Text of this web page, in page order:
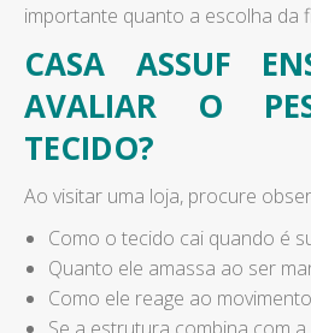
importante quanto a escolha da
CASA ASSUF
AVALIAR O
TECIDO?
Ao visitar uma loja, procure
Como o tecido cai quando é
Quanto ele amassa ao ser
Como ele reage ao movimento